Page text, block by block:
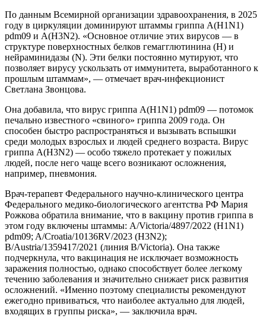
По данным Всемирной организации здравоохранения, в 2025
году в циркуляции доминируют штаммы гриппа A(H1N1)
pdm09 и A(H3N2). «Основное отличие этих вирусов — в
структуре поверхностных белков гемагглютинина (H) и
нейраминидазы (N). Эти белки постоянно мутируют, что
позволяет вирусу ускользать от иммунитета, выработанного к
прошлым штаммам», — отмечает врач-инфекционист
Светлана Звонцова.
Она добавила, что вирус гриппа A(H1N1) pdm09 — потомок
печально известного «свиного» гриппа 2009 года. Он
способен быстро распространяться и вызывать вспышки
среди молодых взрослых и людей среднего возраста. Вирус
гриппа A(H3N2) — особо тяжело протекает у пожилых
людей, после него чаще всего возникают осложнения,
например, пневмония.
Врач-терапевт Федерального научно-клинического центра
Федерального медико-биологического агентства РФ Мария
Рожкова обратила внимание, что в вакцину против гриппа в
этом году включены штаммы: A/Victoria/4897/2022 (H1N1)
pdm09; A/Croatia/10136RV/2023 (H3N2);
B/Austria/1359417/2021 (линия B/Victoria). Она также
подчеркнула, что вакцинация не исключает возможность
заражения полностью, однако способствует более легкому
течению заболевания и значительно снижает риск развития
осложнений. «Именно поэтому специалисты рекомендуют
ежегодно прививаться, что наиболее актуально для людей,
входящих в группы риска», — заключила врач.